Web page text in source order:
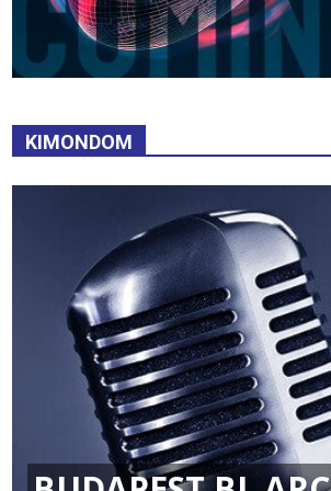
KIMONDOM